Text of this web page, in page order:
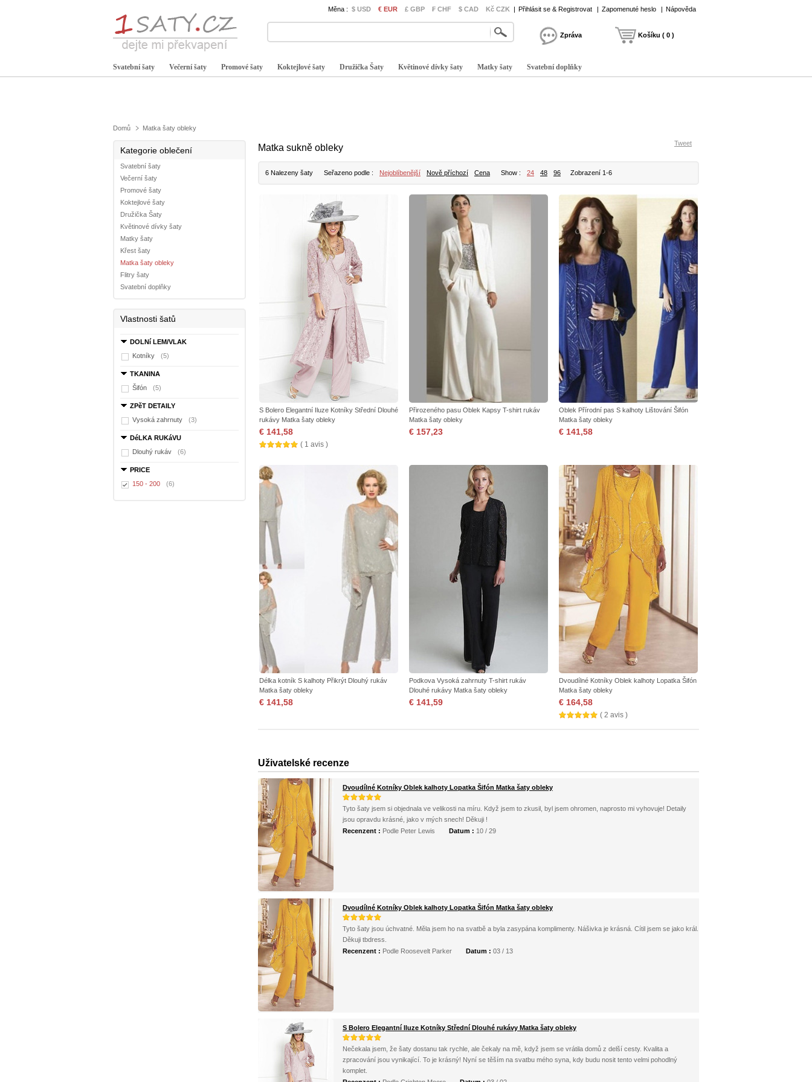
Měna : $ USD € EUR £ GBP ₣ CHF $ CAD Kč CZK | Přihlásit se & Registrovat | Zapomenuté heslo | Nápověda
Zpráva Košíku ( 0 )
Svatební šaty Večerní šaty Promové šaty Koktejlové šaty Družička Šaty Květinové dívky šaty Matky šaty Svatební doplňky
Domů Matka šaty obleky
Kategorie oblečení
Svatební šaty
Večerní šaty
Promové šaty
Koktejlové šaty
Družička Šaty
Květinové dívky šaty
Matky šaty
Křest šaty
Matka šaty obleky
Flitry šaty
Svatební doplňky
Vlastnosti šatů
DOLNí LEM/VLAK
Kotníky
(5)
TKANINA
Šifón
(5)
ZPěT DETAILY
Vysoká zahrnuty
(3)
DéLKA RUKáVU
Dlouhý rukáv
(6)
PRICE
150 - 200
(6)
Matka sukně obleky Tweet
6 Nalezeny šaty Seřazeno podle : Nejoblíbenější Nově příchozí Cena Show : 24 48 96 Zobrazení 1-6
S Bolero Elegantní Iluze Kotníky Střední Dlouhé
rukávy Matka šaty obleky
€ 141,58
( 1 avis )
Přirozeného pasu Oblek Kapsy T-shirt rukáv
Matka šaty obleky
€ 157,23
Oblek Přírodní pas S kalhoty Lištování Šifón
Matka šaty obleky
€ 141,58
Délka kotník S kalhoty Přikrýt Dlouhý rukáv
Matka šaty obleky
€ 141,58
Podkova Vysoká zahrnuty T-shirt rukáv
Dlouhé rukávy Matka šaty obleky
€ 141,59
Dvoudílné Kotníky Oblek kalhoty Lopatka Šifón
Matka šaty obleky
€ 164,58
( 2 avis )
Uživatelské recenze
Dvoudílné Kotníky Oblek kalhoty Lopatka Šifón Matka šaty obleky
Tyto šaty jsem si objednala ve velikosti na míru. Když jsem to zkusil, byl jsem ohromen, naprosto mi vyhovuje! Detaily
jsou opravdu krásné, jako v mých snech! Děkuji !
Recenzent : Podle Peter Lewis Datum : 10 / 29
Dvoudílné Kotníky Oblek kalhoty Lopatka Šifón Matka šaty obleky
Tyto šaty jsou úchvatné. Měla jsem ho na svatbě a byla zasypána komplimenty. Nášivka je krásná. Cítil jsem se jako král.
Děkuji tbdress.
Recenzent : Podle Roosevelt Parker Datum : 03 / 13
S Bolero Elegantní Iluze Kotníky Střední Dlouhé rukávy Matka šaty obleky
Nečekala jsem, že šaty dostanu tak rychle, ale čekaly na mě, když jsem se vrátila domů z delší cesty. Kvalita a
zpracování jsou vynikající. To je krásný! Nyní se těším na svatbu mého syna, kdy budu nosit tento velmi pohodlný
komplet.